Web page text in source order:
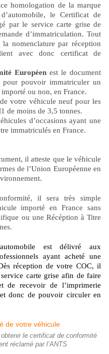
homologation de la marque
le Certificat de
par le service carte grise de
d’immatriculation. Tout
la nomenclature par réception
avec donc certificat de
Européenest le document
pour pouvoir immatriculer un
ou non, en France.
votre véhicule neuf pour les
de moins de 3,5 tonnes.
d’occasions ayant une
immatriculés en France.
il atteste que le véhicule
de l’Union Européenne en
il sera très simple
importé en France sans
ou une Récéption à Titre
est délivré aux
ayant acheté une
réception de votre COC, il
carte grise afin de faire
de recevoir de l’imprimerie
donc de pouvoir circuler en
le certificat de conformité
réclamé par l’ANTS